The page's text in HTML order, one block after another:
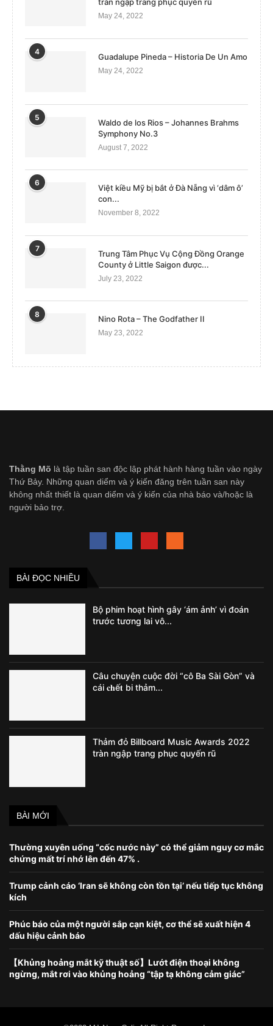
May 24, 2022
4
Guadalupe Pineda – Historia De Un Amo
May 24, 2022
5
Waldo de los Rios – Johannes Brahms
Symphony No.3
August 7, 2022
6
Việt kiều Mỹ bị bắt ở Đà Nẵng vì ‘dâm ô’
con...
November 8, 2022
7
Trung Tâm Phục Vụ Cộng Đồng Orange
County ở Little Saigon được...
July 23, 2022
8
Nino Rota – The Godfather II
May 23, 2022
Thằng Mõ là tập tuần san độc lập phát hành hàng tuần vào ngày
Thứ Bảy. Những quan diểm và ý kiến đăng trên tuần san này
không nhất thiết là quan diểm và ý kiến của nhà báo và/hoặc là
người bảo trợ.
BÀI ĐỌC NHIỀU
Bộ phim hoạt hình gây ‘ám ảnh’ vì đoán
trước tương lai vô...
Câu chuyện cuộc đời “cô Ba Sài Gòn” và
cái 𝐜𝐡ế𝐭 bi thảm...
Thảm đỏ Billboard Music Awards 2022
tràn ngập trang phục quyến rũ
BÀI MỚI
Thường xuyên uống “cốc nước này” có thể giảm nguy cơ mắc
chứng mất trí nhớ lên đến 47% .
Trump cảnh cáo ‘Iran sẽ không còn tồn tại’ nếu tiếp tục không
kích
Phúc báo của một người sắp cạn kiệt, cơ thể sẽ xuất hiện 4
dấu hiệu cảnh báo
【Khủng hoảng mắt kỹ thuật số】Lướt điện thoại không
ngừng, mắt rơi vào khủng hoảng “tập tạ không cảm giác”